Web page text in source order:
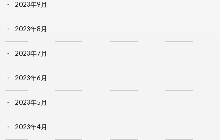
2023年9月
2023年8月
2023年7月
2023年6月
2023年5月
2023年4月